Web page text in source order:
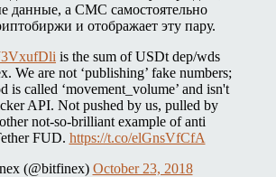
данные, а CMC самостоятельно
и отображает эту пару.
is the sum of USDt dep/wds
We are not ‘publishing’ fake numbers;
is called ‘movement_volume’ and isn't
API. Not pushed by us, pulled by
not-so-brilliant example of anti
FUD. https://t.co/elGnsVfCfA
(@bitfinex) October 23, 2018